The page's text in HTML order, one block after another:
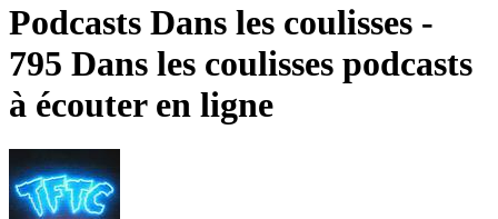
Podcasts Dans les coulisses -
795 Dans les coulisses podcasts
à écouter en ligne